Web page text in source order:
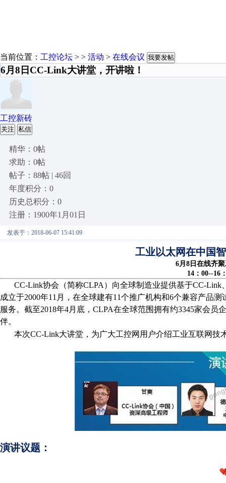
当前位置： 工控论坛 > > 活动 > 在线会议 我要发帖
6月8日CC-Link大讲堂，开讲啦！
工控新砖
关注 私信
精华：0帖
求助：0帖
帖子：88帖 | 46回
年度积分：0
历史总积分：0
注册：1900年1月01日
发表于：2018-06-07 15:41:09
工业以太网在中国
6月8日在线齐
14：00--16
CC-Link协会（简称CLPA）向全球制造业提供基于CC-Link
成立于2000年11月，在全球建有11个推广机构和6个兼容产品
服务。截至2018年4月底，CLPA在全球范围拥有约3345家会
伴。
本次CC-Link大讲堂 ， 为广大工控网用户介绍工业互联网技
演讲议题：